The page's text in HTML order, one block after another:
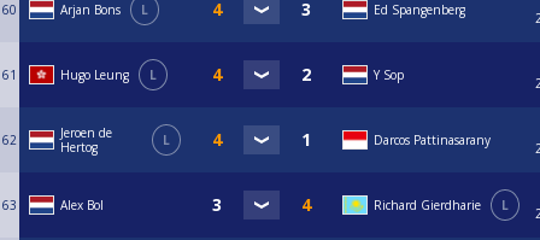
60 Arjan Bons L Ed Spangenberg
61 Hugo Leung L Y Sop
62
Jeroen de
Hertog
L Darcos Pattinasarany
63 Alex Bol Richard Gierdharie L